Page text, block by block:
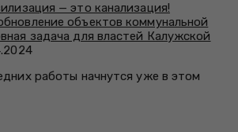
— это канализация!
объектов коммунальной
задача для властей Калужской
работы начнутся уже в этом